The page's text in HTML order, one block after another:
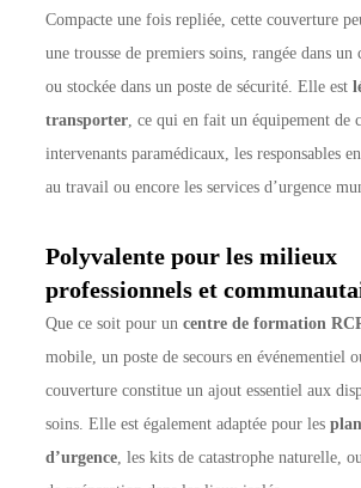
Compacte une fois repliée, cette couverture
une trousse de premiers soins, rangée dans un
ou stockée dans un poste de sécurité. Elle est
transporter , ce qui en fait un équipement de
intervenants paramédicaux, les responsables
au travail ou encore les services d’urgence
Polyvalente pour les milieux
professionnels et
Que ce soit pour uncentre de formation
mobile, un poste de secours en événementiel
couverture constitue un ajout essentiel aux
soins. Elle est également adaptée pour les
d’urgence , les kits de catastrophe naturelle,